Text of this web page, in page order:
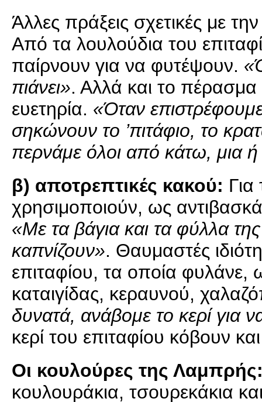
Άλλες πράξεις σχετικές με
Από τα λουλούδια του
παίρνουν για να φυτέψουν.
πιάνει». Αλλά και το πέρασμα
ευετηρία. «Όταν
σηκώνουν το ’πιτάφιο, το
περνάμε όλοι από κάτω, μια ή
β) αποτρεπτικές κακού:
χρησιμοποιούν, ως
«Με τα βάγια και τα φύλλα
καπνίζουν». Θαυμαστές
επιταφίου, τα οποία φυλάνε,
καταιγίδας, κεραυνού,
δυνατά, ανάβομε το κερί για
κερί του επιταφίου κόβουν
Οι κουλούρες της
κουλουράκια, τσουρεκάκια